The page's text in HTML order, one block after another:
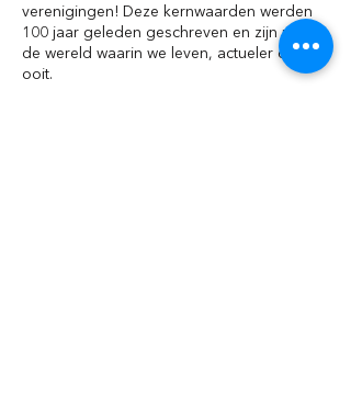
verenigingen! Deze kernwaarden werden
100 jaar geleden geschreven en zijn nu in
de wereld waarin we leven, actueler dan
ooit.